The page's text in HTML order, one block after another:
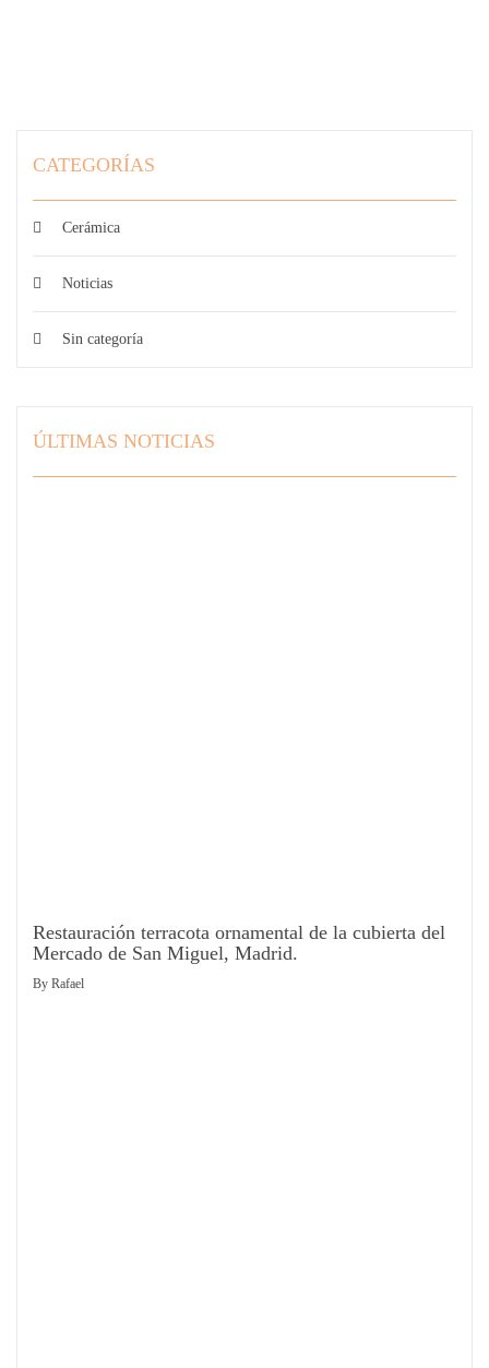
CATEGORÍAS
Cerámica
Noticias
Sin categoría
ÚLTIMAS NOTICIAS
Restauración terracota ornamental de la cubierta del
Mercado de San Miguel, Madrid.
By Rafael